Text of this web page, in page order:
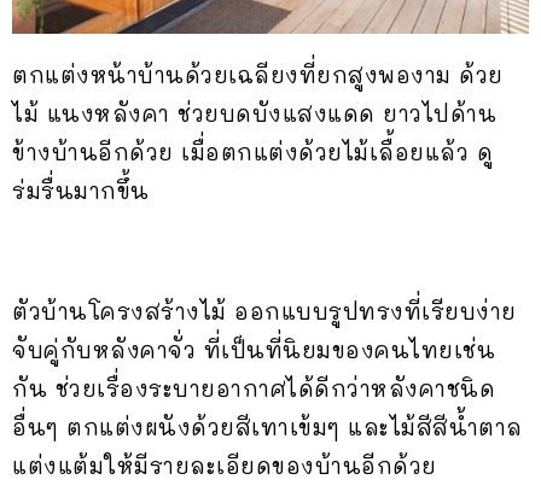
ตกแต่งหน้าบ้านด้วยเฉลียงที่ยกสูงพองาม ด้วย
ไม้ แนงหลังคา ช่วยบดบังแสงแดด ยาวไปด้าน
ข้างบ้านอีกด้วย เมื่อตกแต่งด้วยไม้เลื้อยแล้ว ดู
ร่มรื่นมากขึ้น
ตัวบ้านโครงสร้างไม้ ออกแบบรูปทรงที่เรียบง่าย
จับคู่กับหลังคาจั่ว ที่เป็นที่นิยมของคนไทยเช่น
กัน ช่วยเรื่องระบายอากาศได้ดีกว่าหลังคาชนิด
อื่นๆ ตกแต่งผนังด้วยสีเทาเข้มๆ และไม้สีสีน้ำตาล
แต่งแต้มให้มีรายละเอียดของบ้านอีกด้วย